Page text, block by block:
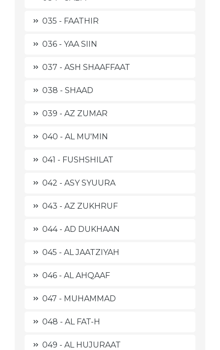
035 - FAATHIR
036 - YAA SIIN
037 - ASH SHAAFFAAT
038 - SHAAD
039 - AZ ZUMAR
040 - AL MU'MIN
041 - FUSHSHILAT
042 - ASY SYUURA
043 - AZ ZUKHRUF
044 - AD DUKHAAN
045 - AL JAATZIYAH
046 - AL AHQAAF
047 - MUHAMMAD
048 - AL FAT-H
049 - AL HUJURAAT